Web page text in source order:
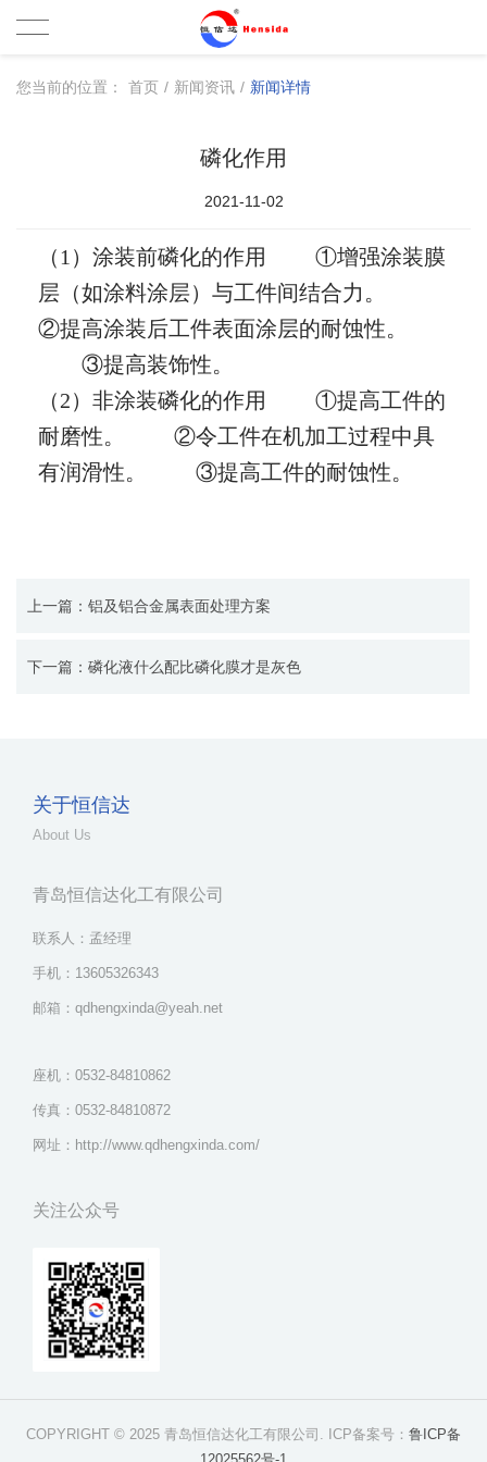
您当前的位置： 首页 / 新闻资讯 / 新闻详情
磷化作用
2021-11-02
（1）涂装前磷化的作用 ①增强涂装膜
层（如涂料涂层）与工件间结合力。
②提高涂装后工件表面涂层的耐蚀性。
③提高装饰性。
（2）非涂装磷化的作用 ①提高工件的
耐磨性。 ②令工件在机加工过程中具
有润滑性。 ③提高工件的耐蚀性。
上一篇：铝及铝合金属表面处理方案
下一篇：磷化液什么配比磷化膜才是灰色
关于恒信达
About Us
青岛恒信达化工有限公司
联系人：孟经理
手机：13605326343
邮箱：qdhengxinda@yeah.net
座机：0532-84810862
传真：0532-84810872
网址：http://www.qdhengxinda.com/
关注公众号
COPYRIGHT © 2025 青岛恒信达化工有限公司. ICP备案号： 鲁ICP备